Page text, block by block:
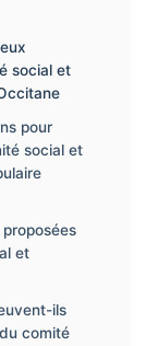
social et
pour
social et
et
ils
comité